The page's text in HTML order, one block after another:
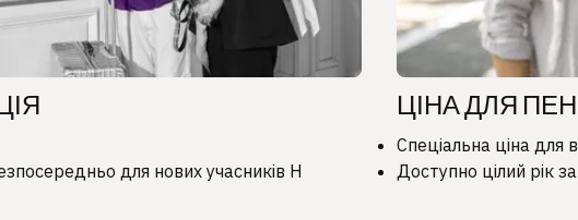
для нових учасників H
ЦІНА ДЛЯ
Спеціальна ціна для
Доступно цілий рік